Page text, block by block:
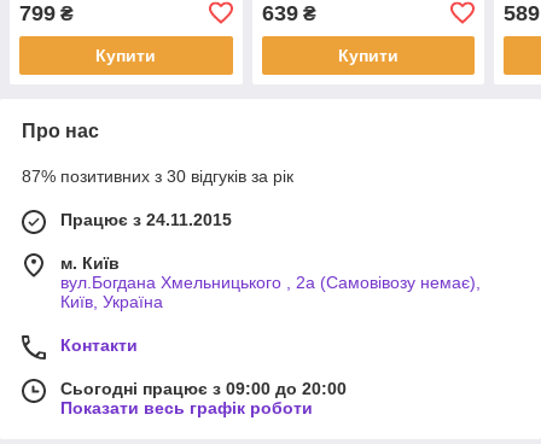
799 ₴
Купити
639₴
Купити
589
Про нас
87% позитивних з 30 відгуків за рік
Працює з 24.11.2015
м. Київ
вул.Богдана Хмельницького , 2а (Самовівозу немає),
Київ, Україна
Контакти
Сьогодні працює з 09:00 до 20:00
Показати весь графік роботи